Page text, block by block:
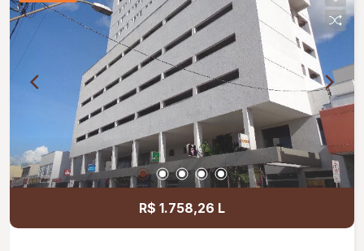
R$ 1.758,26 L